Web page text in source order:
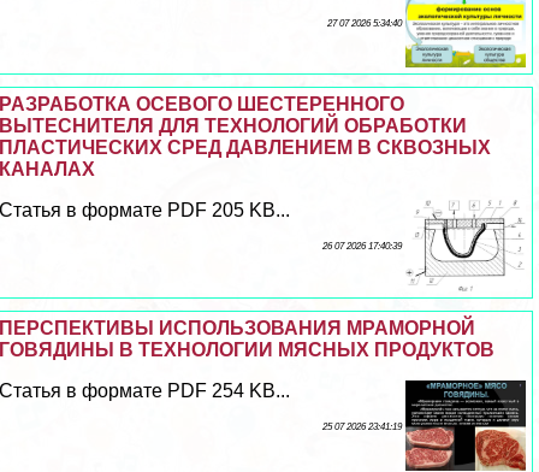
27 07 2026 5:34:40
РАЗРАБОТКА ОСЕВОГО ШЕСТЕРЕННОГО
ВЫТЕСНИТЕЛЯ ДЛЯ ТЕХНОЛОГИЙ ОБРАБОТКИ
ПЛАСТИЧЕСКИХ СРЕД ДАВЛЕНИЕМ В СКВОЗНЫХ
КАНАЛАХ
Статья в формате PDF 205 KB...
26 07 2026 17:40:39
ПЕРСПЕКТИВЫ ИСПОЛЬЗОВАНИЯ МРАМОРНОЙ
ГОВЯДИНЫ В ТЕХНОЛОГИИ МЯСНЫХ ПРОДУКТОВ
Статья в формате PDF 254 KB...
25 07 2026 23:41:19